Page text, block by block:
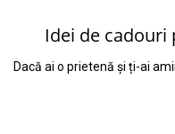
Idei de cadouri
Dacă ai o prietenă și ți-ai